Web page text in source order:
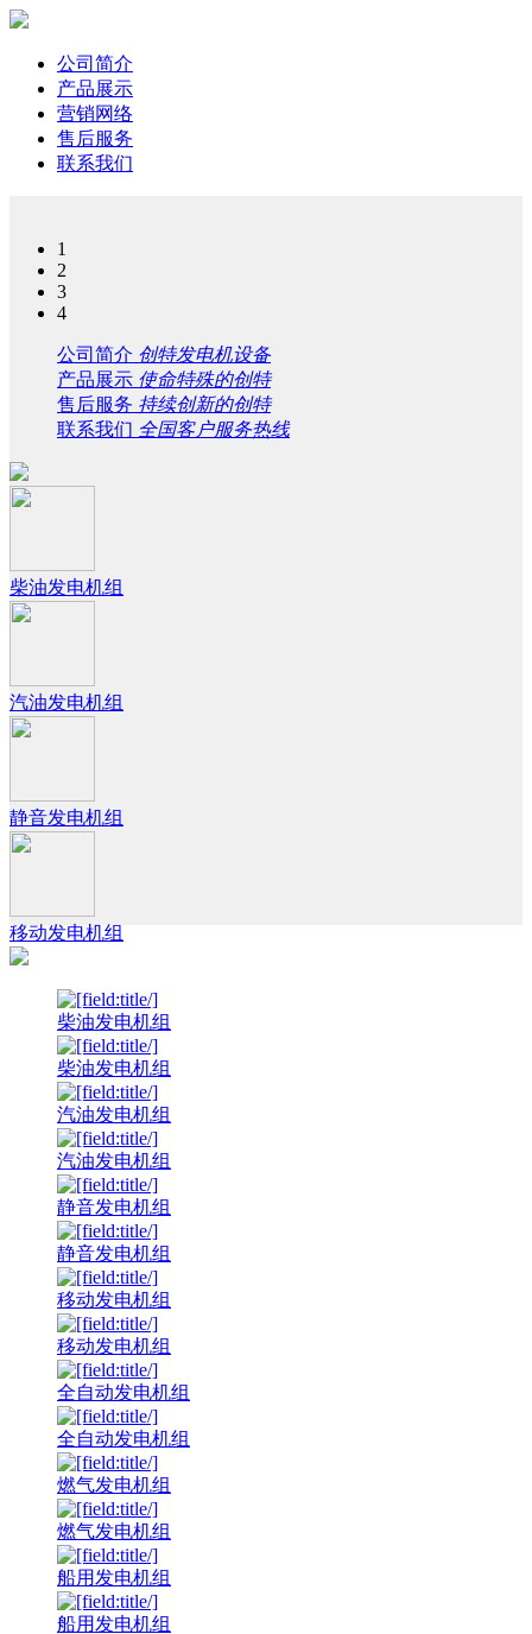
公司简介
产品展示
营销网络
售后服务
联系我们
1
2
3
4
公司简介 创特发电机设备
产品展示 使命特殊的创特
售后服务 持续创新的创特
联系我们 全国客户服务热线
柴油发电机组
汽油发电机组
静音发电机组
移动发电机组
柴油发电机组
柴油发电机组
汽油发电机组
汽油发电机组
静音发电机组
静音发电机组
移动发电机组
移动发电机组
全自动发电机组
全自动发电机组
燃气发电机组
燃气发电机组
船用发电机组
船用发电机组